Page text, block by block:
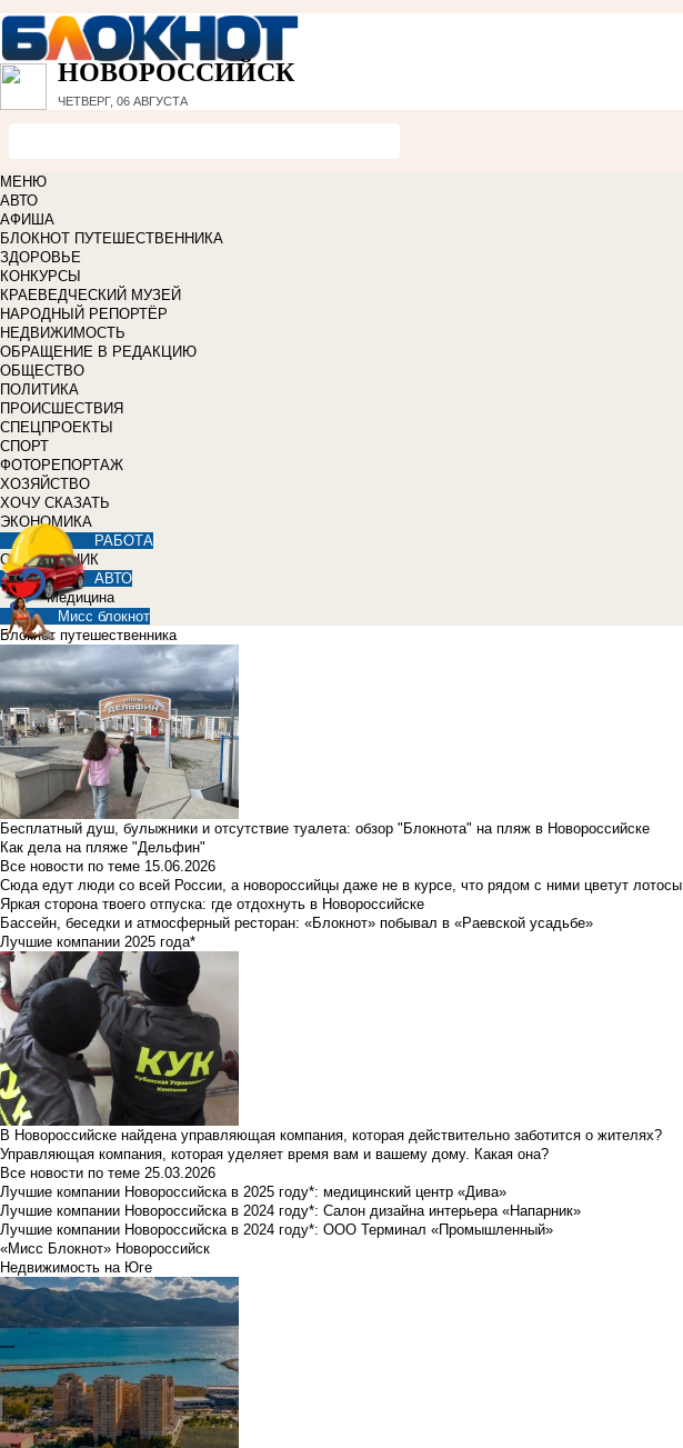
НОВОРОССИЙСК
ЧЕТВЕРГ, 06 АВГУСТА
МЕНЮ
АВТО
АФИША
БЛОКНОТ ПУТЕШЕСТВЕННИКА
ЗДОРОВЬЕ
КОНКУРСЫ
КРАЕВЕДЧЕСКИЙ МУЗЕЙ
НАРОДНЫЙ РЕПОРТЁР
НЕДВИЖИМОСТЬ
ОБРАЩЕНИЕ В РЕДАКЦИЮ
ОБЩЕСТВО
ПОЛИТИКА
ПРОИСШЕСТВИЯ
СПЕЦПРОЕКТЫ
СПОРТ
ФОТОРЕПОРТАЖ
ХОЗЯЙСТВО
ХОЧУ СКАЗАТЬ
ЭКОНОМИКА
РАБОТА
СПРАВОЧНИК
АВТО
Медицина
Мисс блокнот
Блокнот путешественника
Бесплатный душ, булыжники и отсутствие туалета: обзор "Блокнота" на пляж в Новороссийске
Как дела на пляже "Дельфин"
Все новости по теме 15.06.2026
Сюда едут люди со всей России, а новороссийцы даже не в курсе, что рядом с ними цветут лотосы
Яркая сторона твоего отпуска: где отдохнуть в Новороссийске
Бассейн, беседки и атмосферный ресторан: «Блокнот» побывал в «Раевской усадьбе»
Лучшие компании 2025 года*
В Новороссийске найдена управляющая компания, которая действительно заботится о жителях?
Управляющая компания, которая уделяет время вам и вашему дому. Какая она?
Все новости по теме 25.03.2026
Лучшие компании Новороссийска в 2025 году*: медицинский центр «Дива»
Лучшие компании Новороссийска в 2024 году*: Салон дизайна интерьера «Напарник»
Лучшие компании Новороссийска в 2024 году*: ООО Терминал «Промышленный»
«Мисс Блокнот» Новороссийск
Недвижимость на Юге